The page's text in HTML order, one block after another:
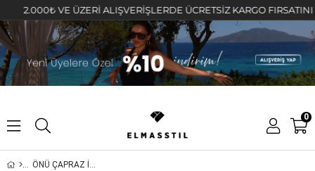
2.000₺ VE ÜZERİ ALIŞVERİŞLERDE ÜCRETSİZ KARGO FIRSATINI
0
ÖNÜ ÇAPRAZ İPLİ BODY